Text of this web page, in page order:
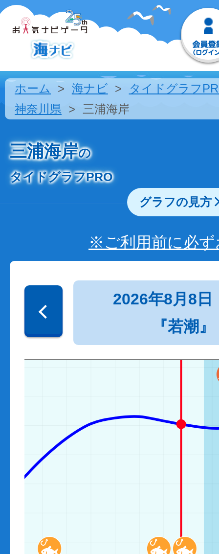
ホーム 海ナビ
タイドグラフ
神奈川県
三浦海岸
三浦海岸の
タイドグラフPRO
グラフの見方
※ご利用前に必
2026年8月8日
『若潮』